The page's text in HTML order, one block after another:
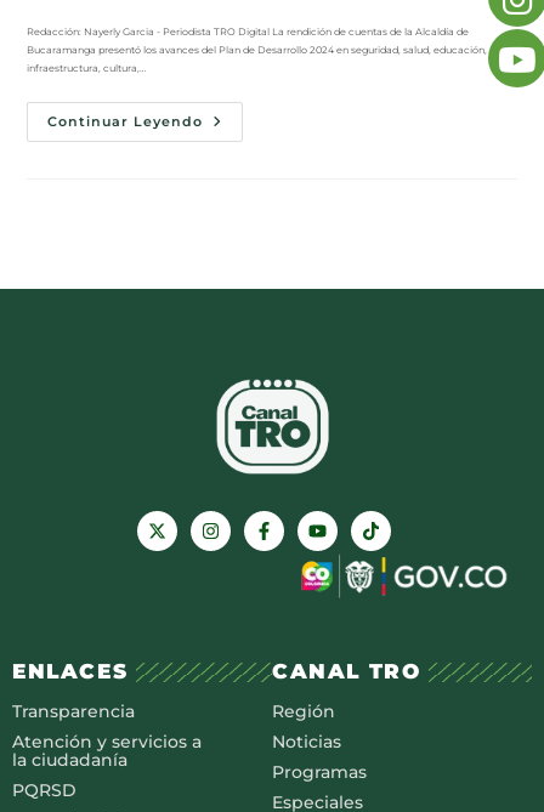
Redacción: Nayerly Garcia - Periodista TRO Digital La rendición de cuentas de la Alcaldía de
Bucaramanga presentó los avances del Plan de Desarrollo 2024 en seguridad, salud, educación,
infraestructura, cultura,…
Continuar Leyendo
ENLACES
Transparencia
Atención y servicios a
la ciudadanía
PQRSD
CANAL TRO
Región
Noticias
Programas
Especiales